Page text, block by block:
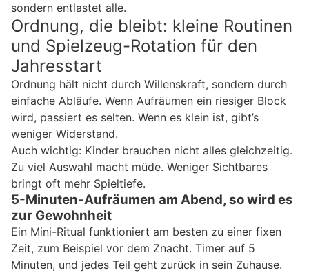
sondern entlastet alle.
Ordnung, die bleibt: kleine Routinen
und Spielzeug-Rotation für den
Jahresstart
Ordnung hält nicht durch Willenskraft, sondern durch
einfache Abläufe. Wenn Aufräumen ein riesiger Block
wird, passiert es selten. Wenn es klein ist, gibt’s
weniger Widerstand.
Auch wichtig: Kinder brauchen nicht alles gleichzeitig.
Zu viel Auswahl macht müde. Weniger Sichtbares
bringt oft mehr Spieltiefe.
5-Minuten-Aufräumen am Abend, so wird es
zur Gewohnheit
Ein Mini-Ritual funktioniert am besten zu einer fixen
Zeit, zum Beispiel vor dem Znacht. Timer auf 5
Minuten, und jedes Teil geht zurück in sein Zuhause.